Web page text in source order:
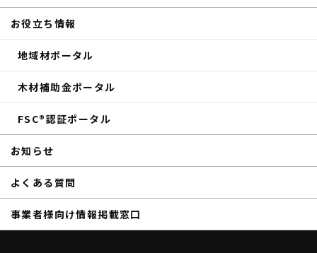
補助金
商品紹介
eTREE TALK
森の未来会議
その他のイベントレポート
お役立ち情報
地域材ポータル
木材補助金ポータル
FSC®認証ポータル
お知らせ
よくある質問
事業者様向け情報掲載窓口